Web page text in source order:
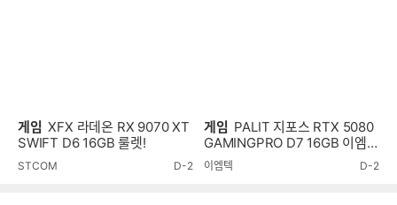
게임 XFX 라데온 RX 9070 XT
SWIFT D6 16GB 룰렛!
STCOM D-2
게임 PALIT 지포스 RTX 5080
GAMINGPRO D7 16GB 이엠텍
룰렛!
이엠텍 D-2